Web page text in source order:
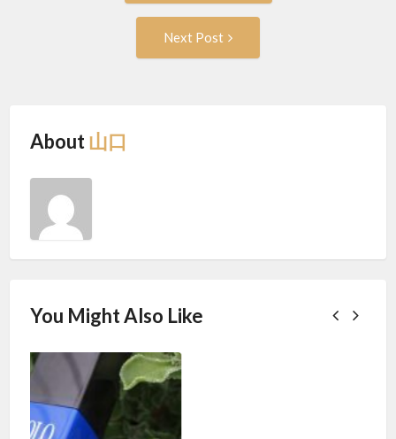
navigation
Next Post
About山口
You Might Also Like